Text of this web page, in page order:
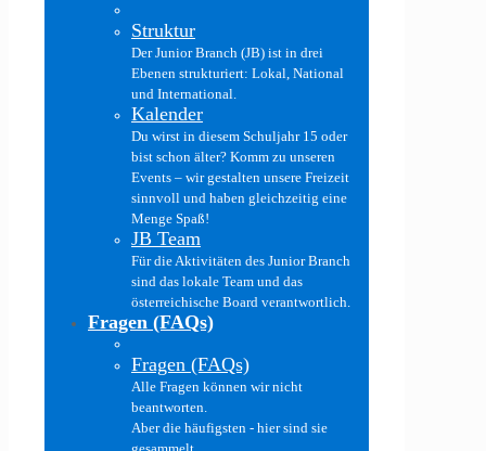
Struktur
Der Junior Branch (JB) ist in drei
Ebenen strukturiert: Lokal, National
und International.
Kalender
Du wirst in diesem Schuljahr 15 oder
bist schon älter? Komm zu unseren
Events – wir gestalten unsere Freizeit
sinnvoll und haben gleichzeitig eine
Menge Spaß!
JB Team
Für die Aktivitäten des Junior Branch
sind das lokale Team und das
österreichische Board verantwortlich.
Fragen (FAQs)
Fragen (FAQs)
Alle Fragen können wir nicht
beantworten.
Aber die häufigsten - hier sind sie